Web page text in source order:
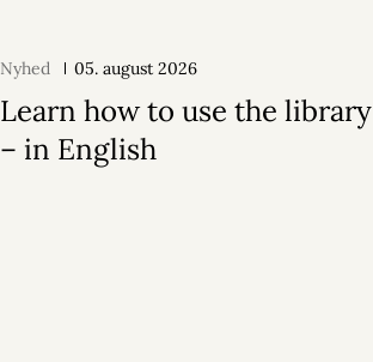
Nyhed 05. august 2026
Learn how to use the library
– in English